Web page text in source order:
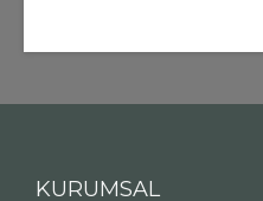
KURUMSAL